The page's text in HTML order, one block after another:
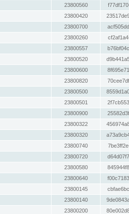
23800560
23800420
23800700
23800260
23800557
23800520
23800600
23800820
23800500
23800501
23800900
23800322
23800320
23800740
23800720
23800580
23800640
23800145
23800140
23800200